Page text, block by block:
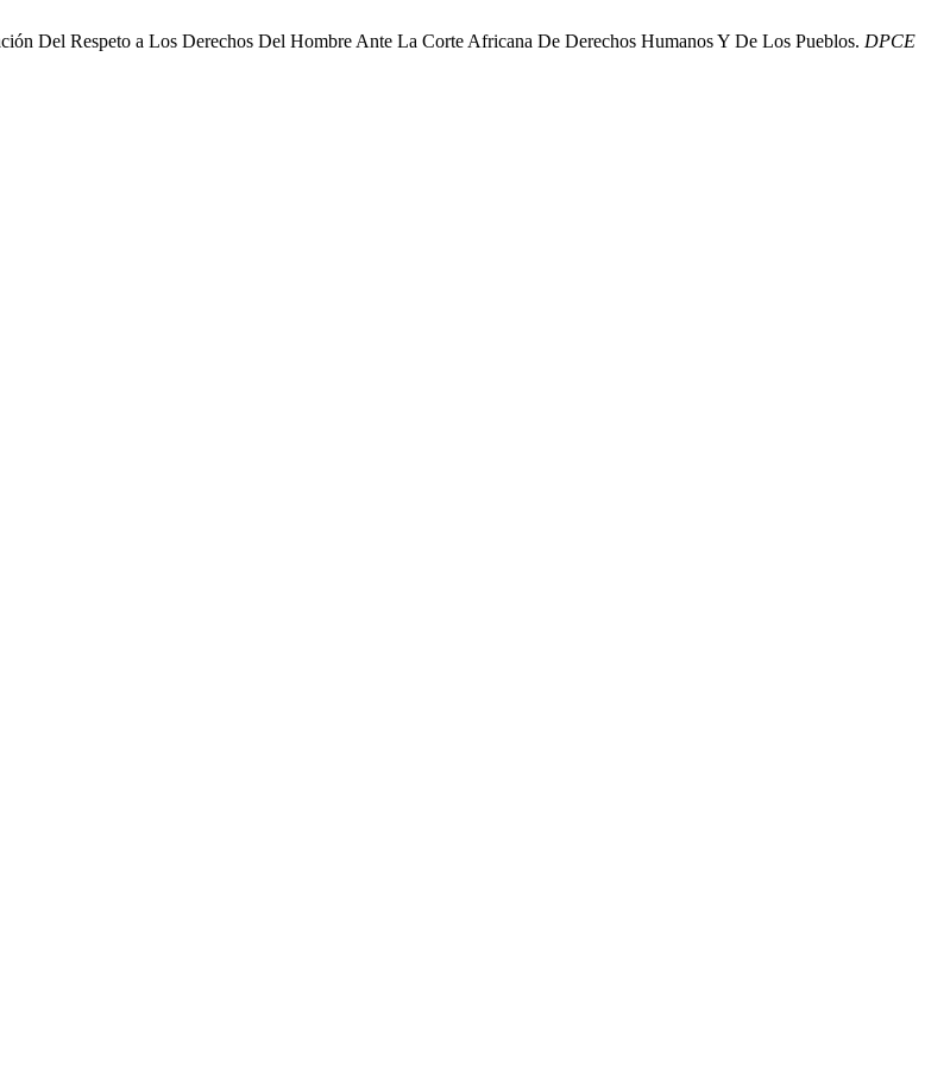
Del Respeto a Los Derechos Del Hombre Ante La Corte Africana De Derechos Humanos Y De Los Pueblos. DPCE